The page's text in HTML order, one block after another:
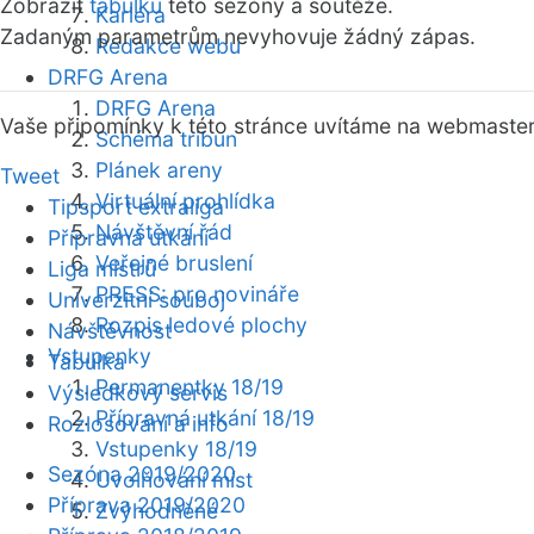
Kariéra
Redakce webu
DRFG Arena
DRFG Arena
Schéma tribun
Plánek areny
Virtuální prohlídka
Návštěvní řád
Veřejné bruslení
PRESS: pro novináře
Rozpis ledové plochy
Vstupenky
Permanentky 18/19
Přípravná utkání 18/19
Vstupenky 18/19
Uvolňování míst
Zvýhodněné
Zobrazit tabulku této sezóny a soutěže.
Zadaným parametrům nevyhovuje žádný zápas.
Vaše připomínky k této stránce uvítáme na webmaster
Tweet
Tipsport extraliga
Přípravná utkání
Liga mistrů
Univerzitní souboj
Návštěvnost
Tabulka
Výsledkový servis
Rozlosování a info
Sezóna 2019/2020
Příprava 2019/2020